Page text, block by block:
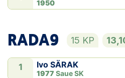
1950
RADA9 15 KP
1 Ivo SÄRAK
1977 Saue SK